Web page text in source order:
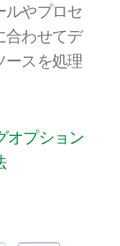
ルやプロセ
合わせてデ
ースを処理
オプション